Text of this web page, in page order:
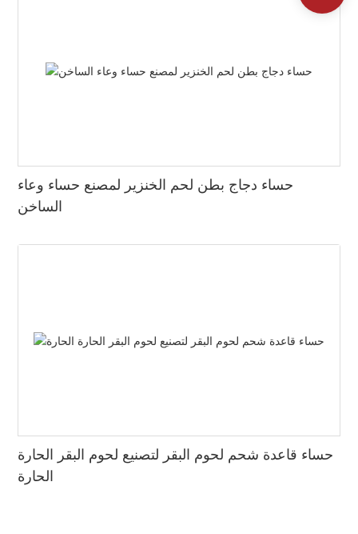
حساء دجاج بطن لحم الخنزير لمصنع حساء وعاء
الساخن
حساء قاعدة شحم لحوم البقر لتصنيع لحوم البقر الحارة
الحارة